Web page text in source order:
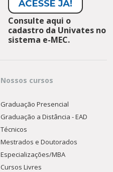
Consulte aqui o
cadastro da Univates no
sistema e-MEC.
Nossos cursos
Graduação Presencial
Graduação a Distância - EAD
Técnicos
Mestrados e Doutorados
Especializações/MBA
Cursos Livres